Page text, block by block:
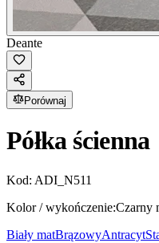
Deante
Porównaj
Półka ścienna
Kod: ADI_N511
Kolor / wykończenie:Czarny
Biały matBrązowyAntracyt